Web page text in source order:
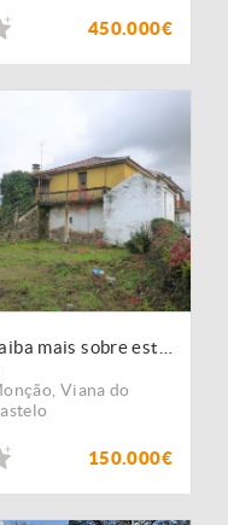
450.000€
Viana do
150.000€